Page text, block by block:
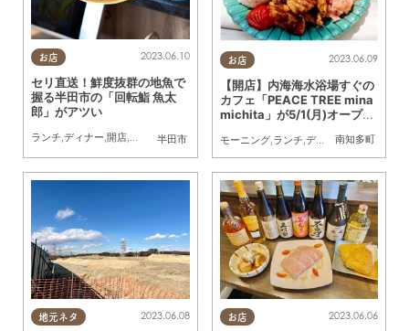
お店
半田市
2023.06.10
セリ直送！鮮度抜群の地魚で
握る半田市の「回転鮨 魚太
郎」がアツい
ランチ,ディナー,開店,観光 まちネタ
お店
南知多町
2023.06.09
【開店】内海海水浴場すぐの
カフェ「PEACE TREE mina
michita」が5/1(月)オープ
モーニング,ランチ,ディナー ,カフェ
地元ネタ 2023.06.08 お店 2023.06.06